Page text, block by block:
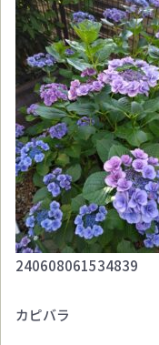
240608061534839
カピバラ